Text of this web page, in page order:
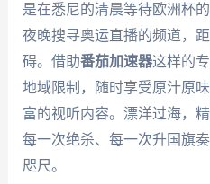
是在悉尼的清晨等待欧洲杯
夜晚搜寻奥运直播的频道，
碍。借助番茄加速器这样的
地域限制，随时享受原汁原
富的视听内容。漂洋过海，
每一次绝杀、每一次升国旗
咫尺。